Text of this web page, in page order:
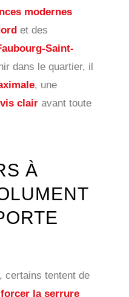
modernes
et des
Saint-
dans le quartier, il
, une
clairavant toute
À
certains tentent de
forcer la serrure